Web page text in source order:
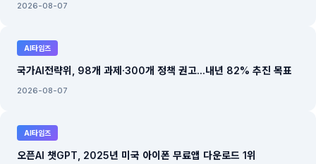
2026-08-07
AI타임즈
국가AI전략위, 98개 과제·300개 정책 권고...내년 82% 추진 목표
2026-08-07
AI타임즈
오픈AI 챗GPT, 2025년 미국 아이폰 무료앱 다운로드 1위